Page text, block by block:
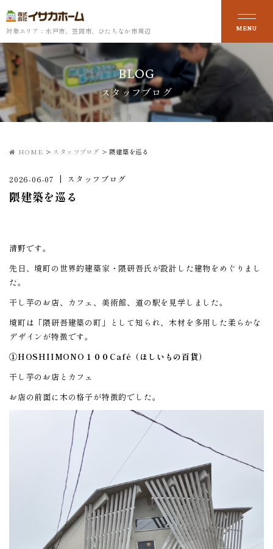
対象エリア：水戸市、笠間市、ひたちなか市周辺
BLOG
スタッフブログ
HOME > スタッフブログ > 隈建築を巡る
2026-06-07 スタッフブログ
隈建築を巡る
清野です。
先日、境町の世界的建築家・隈研吾氏が設計した建物をめぐりまし
た。
干し芋のお店、カフェ、美術館、道の駅を見学しました。
境町は「隈研吾建築の町」として知られ、木材を多用した柔らかな
デザインが特徴です。
①HOSHIIMONO１００Café（ほしいもの百貨）
干し芋のお店とカフェ
お店の前面に木の格子が特徴的でした。